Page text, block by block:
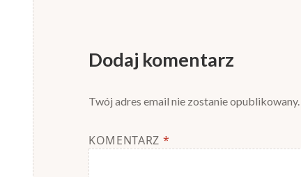
Dodaj komentarz
Twój adres email nie zostanie opublikowany.
KOMENTARZ *